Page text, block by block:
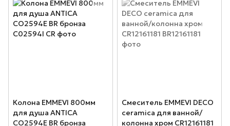
Колона EMMEVI 800мм
для душа ANTICA
CO2594Е BR бронза
Смеситель EMMEVI DECO
ceramica для ванной/
колонна хром CR12161181